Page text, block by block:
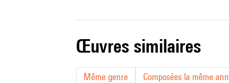
œuvres similaires
Même genre Composées la même